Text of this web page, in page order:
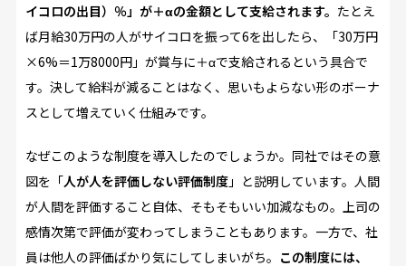
イコロの出目）％」が＋αの金額として支給されます。 たとえ
ば月給30万円の人がサイコロを振って6を出したら、「30万円
×6%＝1万8000円」が賞与に＋αで支給されるという具合で
す。決して給料が減ることはなく、思いもよらない形のボーナ
スとして増えていく仕組みです。
なぜこのような制度を導入したのでしょうか。同社ではその意
図を「人が人を評価しない評価制度」と説明しています。人間
が人間を評価すること自体、そもそもいい加減なもの。上司の
感情次第で評価が変わってしまうこともあります。一方で、社
員は他人の評価ばかり気にしてしまいがち。 この制度には、